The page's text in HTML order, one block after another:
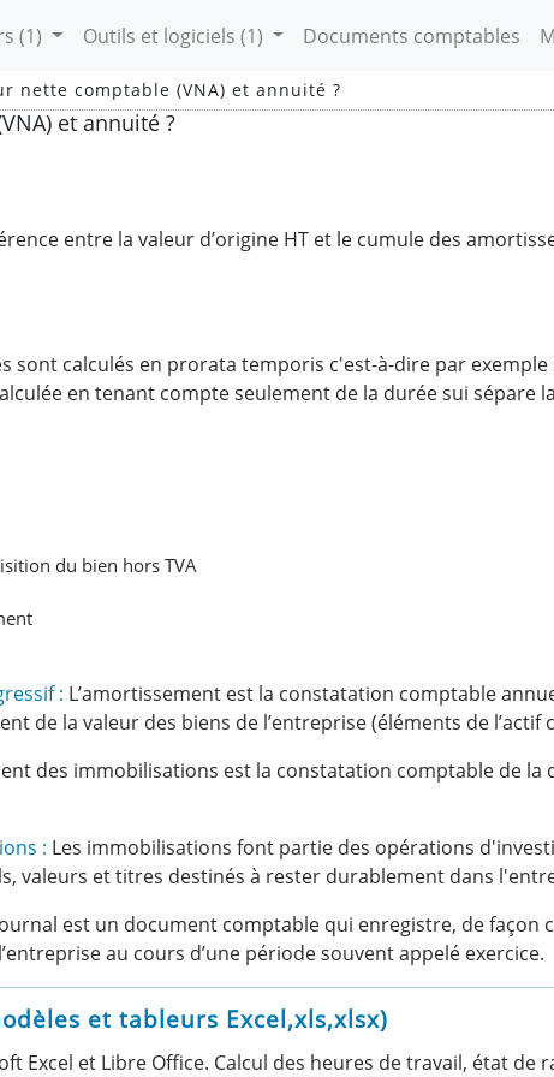
(1) Outils et logiciels (1) Documents comptables
nette comptable (VNA) et annuité ?
et annuité ?
entre la valeur d’origine HT et le cumule des
sont calculés en prorata temporis c'est-à-dire par
en tenant compte seulement de la durée sui sépare
du bien hors TVA
: L’amortissement est la constatation comptable
de la valeur des biens de l’entreprise (éléments de l’actif
des immobilisations est la constatation comptable de la
: Les immobilisations font partie des opérations
valeurs et titres destinés à rester durablement dans
est un document comptable qui enregistre, de
au cours d’une période souvent appelé exercice.
et tableurs Excel,xls,xlsx)
Excel et Libre Office. Calcul des heures de travail, état